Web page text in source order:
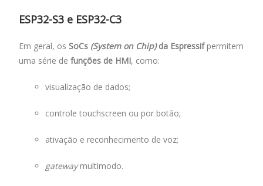
ESP32-S3 e ESP32-C3
Em geral, os SoCs (System on Chip)da Espressifpermitem
uma série defunções de HMI, como:
visualização de dados;
controle touchscreen ou por botão;
ativação e reconhecimento de voz;
gatewaymultimodo.